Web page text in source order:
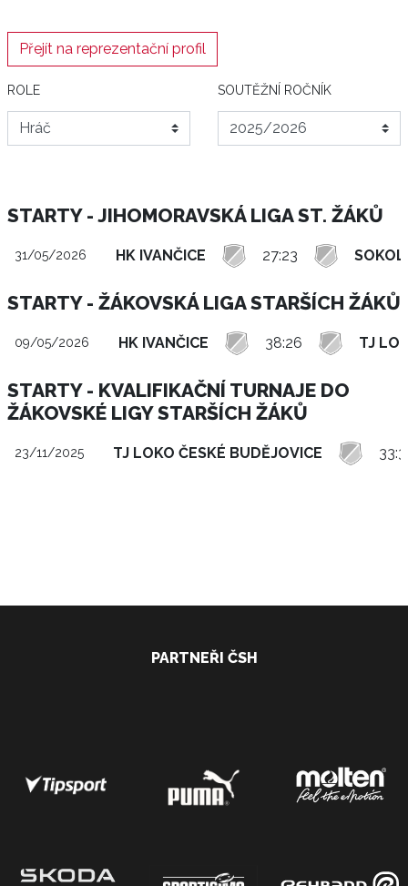
Přejít na reprezentační profil
ROLE SOUTĚŽNÍ ROČNÍK
STARTY - JIHOMORAVSKÁ LIGA ST. ŽÁKŮ
31/05/2026 HK IVANČICE 27:23
STARTY - ŽÁKOVSKÁ LIGA STARŠÍCH ŽÁKŮ
09/05/2026 HK IVANČICE 38:26 TJ
STARTY - KVALIFIKAČNÍ TURNAJE DO
ŽÁKOVSKÉ LIGY STARŠÍCH ŽÁKŮ
23/11/2025 TJ LOKO ČESKÉ BUDĚJOVICE
PARTNEŘI ČSH